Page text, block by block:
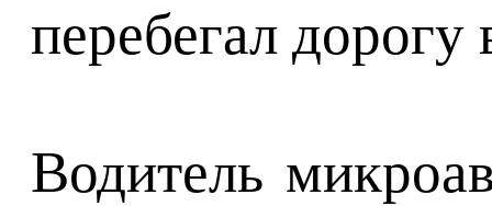
перебегал
Водитель